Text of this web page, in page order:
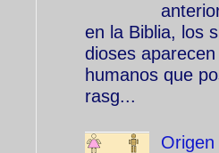
en la Biblia, los
dioses
humanos que
rasg...